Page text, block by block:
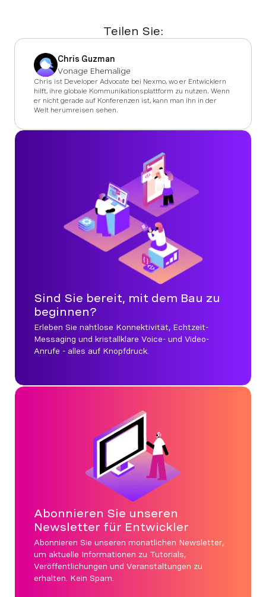
Teilen Sie:
Chris Guzman
Vonage Ehemalige
Chris ist Developer Advocate bei Nexmo, wo er Entwicklern
hilft, ihre globale Kommunikationsplattform zu nutzen. Wenn
er nicht gerade auf Konferenzen ist, kann man ihn in der
Welt herumreisen sehen.
Sind Sie bereit, mit dem Bau zu
beginnen?
Erleben Sie nahtlose Konnektivität, Echtzeit-
Messaging und kristallklare Voice- und Video-
Anrufe - alles auf Knopfdruck.
Abonnieren Sie unseren
Newsletter für Entwickler
Abonnieren Sie unseren monatlichen Newsletter,
um aktuelle Informationen zu Tutorials,
Veröffentlichungen und Veranstaltungen zu
erhalten. Kein Spam.